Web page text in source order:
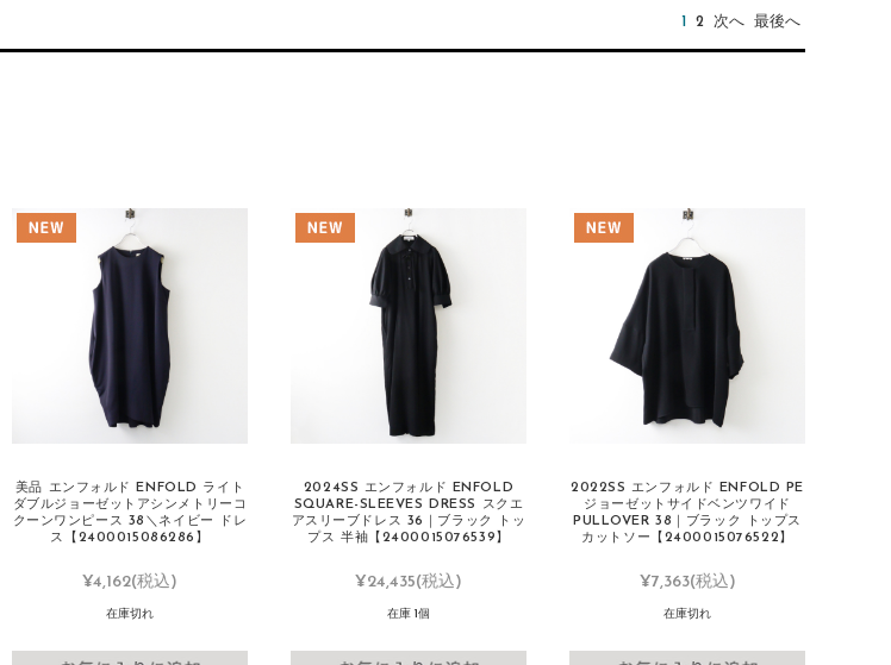
1 2 次へ 最後へ
美品 エンフォルド ENFOLD ライト
ダブルジョーゼットアシンメトリーコ
クーンワンピース 38＼ネイビー ドレ
ス【2400015086286】
¥4,162(税込)
在庫切れ
2024SS エンフォルド ENFOLD
SQUARE-SLEEVES DRESS スクエ
アスリーブドレス 36｜ブラック トッ
プス 半袖【2400015076539】
¥24,435(税込)
在庫 1個
2022SS エンフォルド ENFOLD PE
ジョーゼットサイドベンツワイド
PULLOVER 38｜ブラック トップス
カットソー【2400015076522】
¥7,363(税込)
在庫切れ